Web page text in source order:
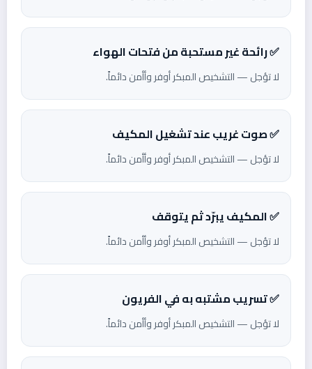
✅ رائحة غير مستحبة من فتحات الهواء
لا تؤجل — التشخيص المبكر أوفر وأأمن دائماً.
✅ صوت غريب عند تشغيل المكيف
لا تؤجل — التشخيص المبكر أوفر وأأمن دائماً.
✅ المكيف يبرّد ثم يتوقف
لا تؤجل — التشخيص المبكر أوفر وأأمن دائماً.
✅ تسريب مشتبه به في الفريون
لا تؤجل — التشخيص المبكر أوفر وأأمن دائماً.